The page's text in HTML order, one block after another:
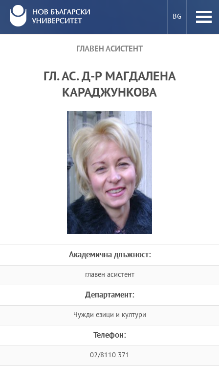
BG
КАК СЕ СТАВА ПРЕПОДАВАТЕЛ В НБУ
НОВИНИ И СЪБИТИЯ
ГЛАВЕН АСИСТЕНТ
ГЛ. АС. Д-Р МАГДАЛЕНА
КАРАДЖУНКОВА
Академична длъжност:
главен асистент
Департамент:
Чужди езици и култури
Телефон:
02/8110 371